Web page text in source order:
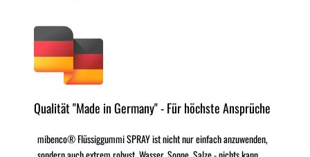
Qualität "Made in Germany" - Für höchste Ansprüche
mibenco® Flüssiggummi SPRAY ist nicht nur einfach anzuwenden,